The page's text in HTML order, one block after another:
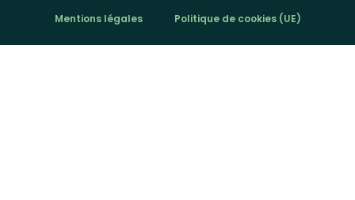
Mentions légales Politique de cookies (UE)